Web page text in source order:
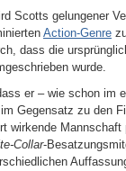
Scotts gelungener
Action-Genre
dass die
wurde.
er – wie schon im
Gegensatz zu den
wirkende
Collar-